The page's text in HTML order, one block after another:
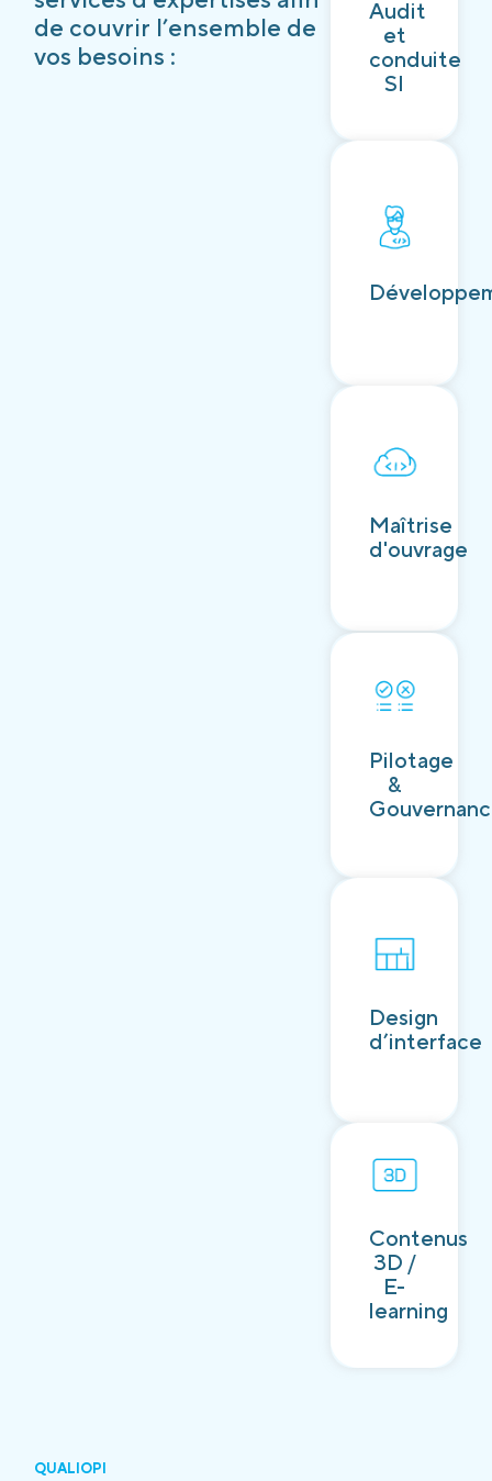
de couvrir l’ensemble de
vos besoins :
Audit
et
conduite
SI
Découvrir
Maîtrise
d'ouvrage
Pilotage
&
Découvrir
Design
d’interface
Contenus
3D /
E-
learning
Découvrir
QUALIOPI